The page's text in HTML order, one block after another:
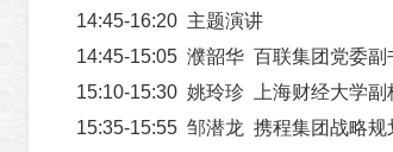
14:45-16:20 主题演讲
14:45-15:05 濮韶华 百联集团党委副
15:10-15:30 姚玲珍 上海财经大学副
15:35-15:55 邹潜龙 携程集团战略规